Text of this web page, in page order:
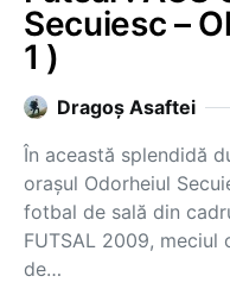
Secuiesc –
1 )
Dragoş Asaftei
În această splendidă
oraşul Odorheiul
fotbal de sală din
FUTSAL 2009, meciul
de…